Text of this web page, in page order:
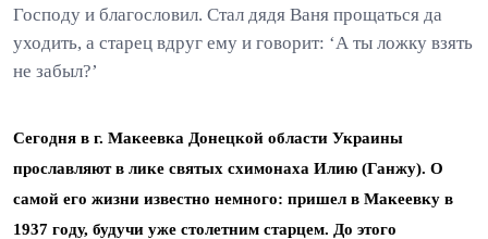
Господу и благословил. Стал дядя Ваня прощаться да
уходить, а старец вдруг ему и говорит: ‘А ты ложку взять
не забыл?’
Сегодня в г. Макеевка Донецкой области Украины
прославляют в лике святых схимонаха Илию (Ганжу). О
самой его жизни известно немного: пришел в Макеевку в
1937 году, будучи уже столетним старцем. До этого